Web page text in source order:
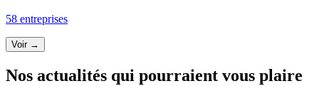
58 entreprises
Voir →
Nos actualités qui pourraient vous plaire